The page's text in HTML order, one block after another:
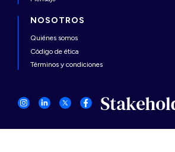
NOSOTROS
Quiénes somos
Código de ética
Términos y condiciones